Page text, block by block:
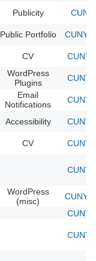
Publicity
Public Portfolio CUNY
CV CUNY
WordPress
Plugins
CUNY
Email
Notifications
CUNY
Accessibility CUNY
CV CUNY
CUNY
WordPress
(misc)
CUNY
CUNY
CUNY